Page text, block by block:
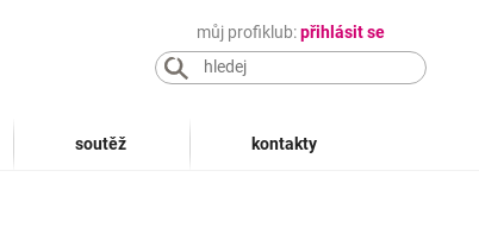
můj profiklub:přihlásit se
soutěž kontakty